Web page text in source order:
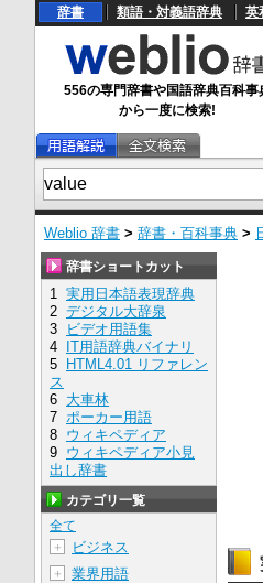
辞書 類語・対義語辞典 英
556の専門辞書や国語辞典百科事
から一度に検索!
Weblio 辞書 > 辞書・百科事典 >
辞書ショートカット
1 実用日本語表現辞典
2 デジタル大辞泉
3
ビデオ用語集
4
IT用語辞典バイナリ
5
HTML4.01 リファレン
ス
6 大車林
7 ポーカー用語
8 ウィキペディア
9 ウィキペディア小見
出し辞書
カテゴリ一覧
全て
＋
ビジネス
＋ 業界用語